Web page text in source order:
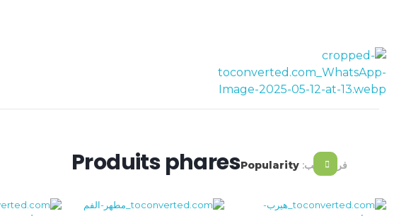
rahmaherbe.ma
Produits phares فرز حسب: Popularity